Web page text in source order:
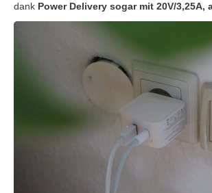
dank Power Delivery sogar mit 20V/3,25A,